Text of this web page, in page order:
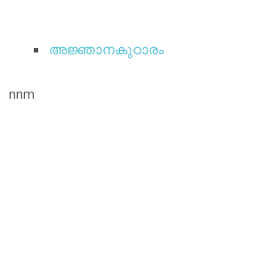
അജ്ഞാനകുഠാരം
nnm